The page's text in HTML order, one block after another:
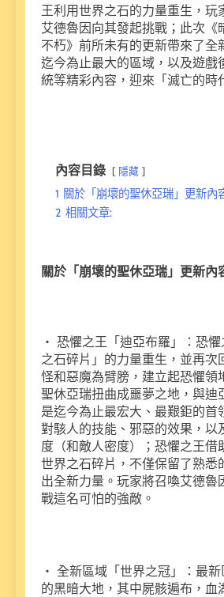
王利用世界之石的力量重生，玩
艾德魯因向其發起挑戰；此次《
不朽》前所未有的更新帶來了全
迄今為止最大的區域，以及遊戲
統等精彩內容，迎來「滅亡的時
內容目錄 隱藏
1 關於「崩壞的聖休亞瑞」更新內
2 相關文章:
關於「崩壞的聖休亞瑞」更新內
・ 恐懼之王「迪亞布羅」：恐
之石碎片」的力量重生，並再次
怪和惡魔為臂膀，建立起恐懼領
聖休亞瑞扭曲成噩夢之地，與迪
是迄今為止最宏大、最艱鉅的首
對駭人的技能、邪惡的效果，以
度（和敵人密度）；恐懼之王借
世界之石碎片，不僅保留了熟悉
出全新力量。玩家將召喚艾德魯
戰這名可怕的強敵。
・ 全新區域「世界之冠」：最
的黑暗大地，其中屍骸遍布，血